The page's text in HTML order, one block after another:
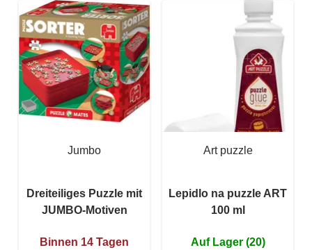
Jumbo
Dreiteiliges Puzzle mit
JUMBO-Motiven
Binnen 14 Tagen
Art puzzle
Lepidlo na puzzle ART
100 ml
Auf Lager (20)